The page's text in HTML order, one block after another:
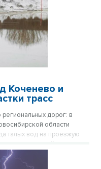
Коченево и
трасс
дорог: в
области
талых вод на проезжую
на усиленный режим
специальные